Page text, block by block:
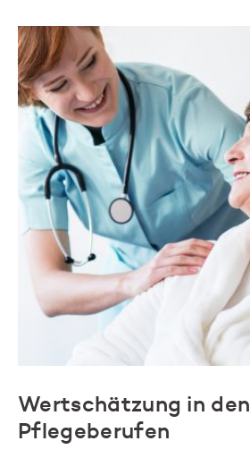
Wertschätzung in den
Pflegeberufen